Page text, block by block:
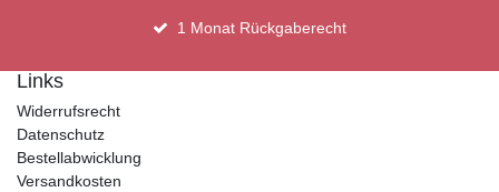
1 Monat Rückgaberecht
Links
Widerrufsrecht
Datenschutz
Bestellabwicklung
Versandkosten